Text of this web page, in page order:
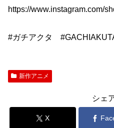
https://www.instagram.com/
#ガチアクタ
新作アニメ
シェ
X